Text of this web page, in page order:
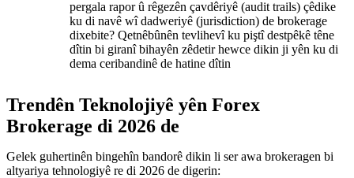
pergala rapor û rêgezên çavdêriyê (audit trails) çêdike
ku di navê wî dadweriyê (jurisdiction) de brokerage
dixebite? Qetnêbûnên tevlihevî ku piştî destpêkê têne
dîtin bi giranî bihayên zêdetir hewce dikin ji yên ku di
dema ceribandinê de hatine dîtin
Trendên Teknolojiyê yên Forex
Brokerage di 2026 de
Gelek guhertinên bingehîn bandorê dikin li ser awa brokeragen bi
altyariya tehnologiyê re di 2026 de digerin: